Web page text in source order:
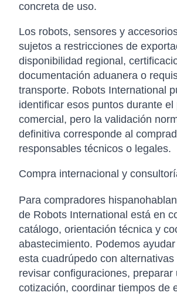
concreta de uso.
Los robots, sensores y
sujetos a restricciones de
disponibilidad regional,
documentación aduanera o
transporte. Robots International
identificar esos puntos durante el
comercial, pero la validación
definitiva corresponde al
responsables técnicos o legales.
Compra internacional y
Para compradores
de Robots International está en
catálogo, orientación técnica y
abastecimiento. Podemos
esta cuadrúpedo con alternativas
revisar configuraciones, preparar
cotización, coordinar tiempos de